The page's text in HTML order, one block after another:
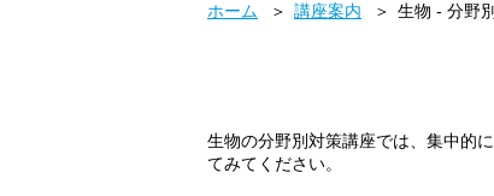
ホーム 講座案内 生物 - 分野
生物の分野別対策講座では、集中的
てみてください。